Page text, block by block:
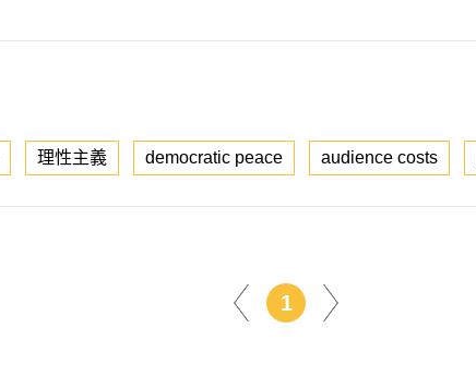
理性主義 democratic peace audience costs
1